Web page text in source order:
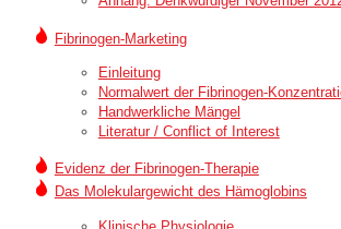
Fibrinogen-Marketing
Einleitung
Normalwert der Fibrinogen-
Handwerkliche Mängel
Literatur / Conflict of Interest
Evidenz der Fibrinogen-Therapie
Das Molekulargewicht des Hämoglobins